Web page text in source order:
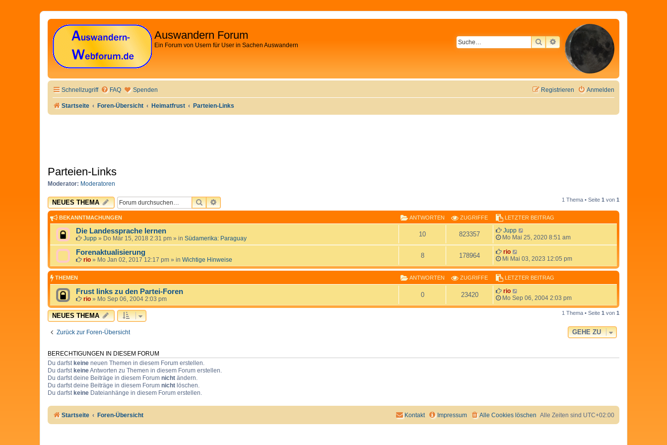
Auswandern Forum
Ein Forum von Usern für User in Sachen Auswandern SUCHEERWEITERTE SUCHE
Schnellzugriff FAQ Spenden Anmelden
Registrieren
Startseite Foren-Übersicht Heimatfrust Parteien-Links
Parteien-Links
Moderator: Moderatoren
NEUES THEMA SUCHEERWEITERTE SUCHE 1 Thema • Seite 1 von 1
BEKANNTMACHUNGEN ANTWORTEN ZUGRIFFE LETZTER BEITRAG
Die Landessprache lernen
Jupp » Do Mär 15, 2018 2:31 pm » in Südamerika: Paraguay
10 823357
Jupp
Mo Mai 25, 2020 8:51 am
Forenaktualisierung
rio » Mo Jan 02, 2017 12:17 pm » in Wichtige Hinweise
8 178964
rio
Mi Mai 03, 2023 12:05 pm
THEMEN ANTWORTEN ZUGRIFFE LETZTER BEITRAG
Frust links zu den Partei-Foren
rio » Mo Sep 06, 2004 2:03 pm
0 23420
rio
Mo Sep 06, 2004 2:03 pm
NEUES THEMA 1 Thema • Seite 1 von 1
Zurück zur Foren-Übersicht GEHE ZU
BERECHTIGUNGEN IN DIESEM FORUM
Du darfstkeine neuen Themen in diesem Forum erstellen.
Du darfstkeineAntworten zu Themen in diesem Forum erstellen.
Du darfst deine Beiträge in diesem Forum nicht ändern.
Du darfst deine Beiträge in diesem Forum nicht löschen.
Du darfstkeine Dateianhänge in diesem Forum erstellen.
Startseite Foren-Übersicht Alle Zeiten sind UTC+02:00
Alle Cookies löschen
Impressum
Kontakt